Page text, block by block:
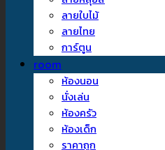
ลายใบไม้
ลายไทย
การ์ตูน
room
ห้องนอน
นั่งเล่น
ห้องครัว
ห้องเด็ก
ราคาถูก